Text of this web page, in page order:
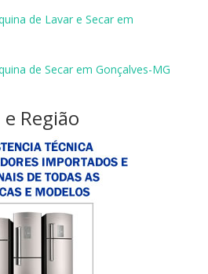
de Lavar e Secar em
de Secar em Gonçalves-MG
Região